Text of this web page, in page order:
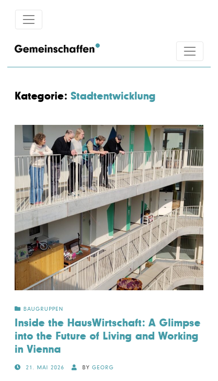
Kategorie: Stadtentwicklung
BAUGRUPPEN
Inside the HausWirtschaft: A Glimpse
into the Future of Living and Working
in Vienna
POSTED21. MAI 2026 BY GEORG